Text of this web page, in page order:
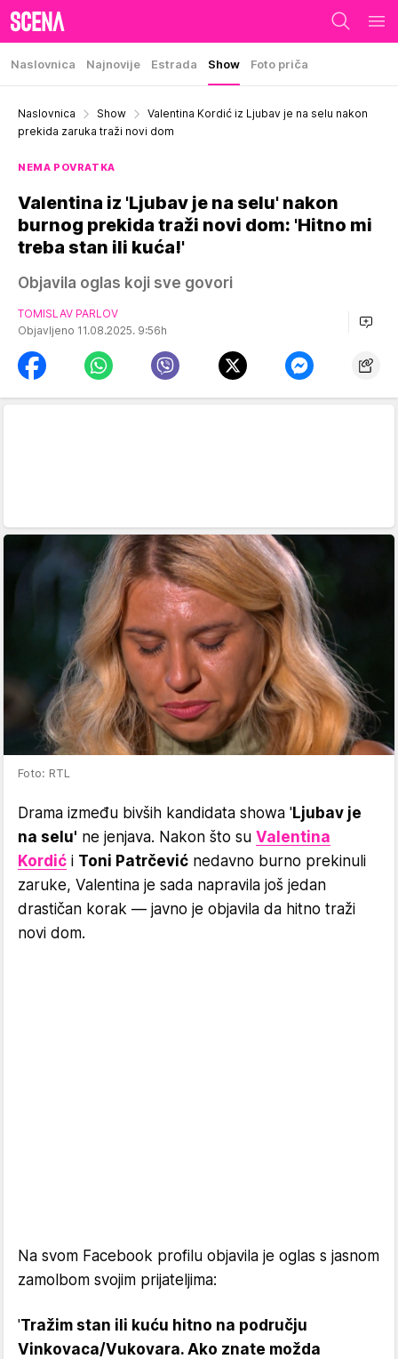
Naslovnica Najnovije Estrada Show Foto priča
Naslovnica Show
Valentina Kordić iz Ljubav je na selu nakon
prekida zaruka traži novi dom
NEMA POVRATKA
Valentina iz 'Ljubav je na selu' nakon
burnog prekida traži novi dom: 'Hitno mi
treba stan ili kuća!'
Objavila oglas koji sve govori
TOMISLAV PARLOV
Objavljeno 11.08.2025. 9:56h
Foto: RTL
Drama između bivših kandidata showa 'Ljubav je
na selu' ne jenjava. Nakon što su Valentina
Kordić i Toni Patrčević nedavno burno prekinuli
zaruke, Valentina je sada napravila još jedan
drastičan korak — javno je objavila da hitno traži
novi dom.
Na svom Facebook profilu objavila je oglas s jasnom
zamolbom svojim prijateljima:
'Tražim stan ili kuću hitno na području
Vinkovaca/Vukovara. Ako znate možda